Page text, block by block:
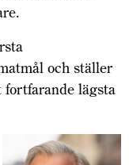
och ställer
lägsta